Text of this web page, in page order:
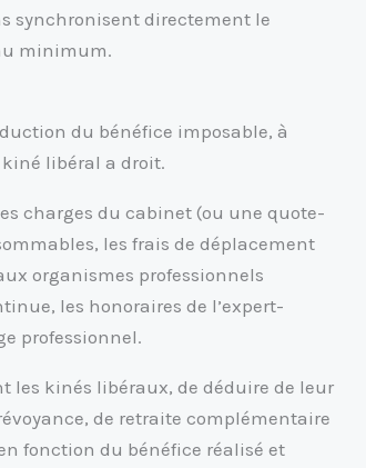
synchronisent directement le
minimum.
du bénéfice imposable, à
libéral a droit.
charges du cabinet (ou une quote-
les frais de déplacement
organismes professionnels
les honoraires de l’expert-
professionnel.
les kinés libéraux, de déduire de leur
de retraite complémentaire
fonction du bénéfice réalisé et